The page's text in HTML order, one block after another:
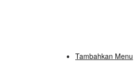
Tambahkan Menu